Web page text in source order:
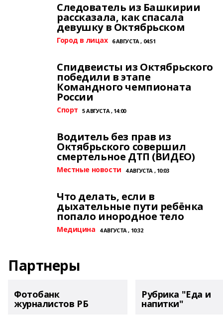
Следователь из Башкирии
рассказала, как спасала
девушку в Октябрьском
Город в лицах 6 АВГУСТА , 04:51
Спидвеисты из Октябрьского
победили в этапе
Командного чемпионата
России
Спорт 5 АВГУСТА , 14:00
Водитель без прав из
Октябрьского совершил
смертельное ДТП (ВИДЕО)
Местные новости 4 АВГУСТА , 10:03
Что делать, если в
дыхательные пути ребёнка
попало инородное тело
Медицина 4 АВГУСТА , 10:32
Партнеры
Фотобанк
журналистов РБ
Рубрика "Еда и
напитки"